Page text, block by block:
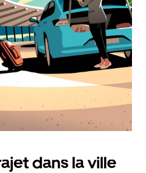
dans la ville